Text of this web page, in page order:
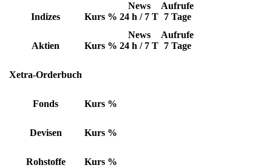
Indizes Kurs %
News
24 h / 7 T
Aufrufe
7 Tage
Aktien Kurs %
News
24 h / 7 T
Aufrufe
7 Tage
Xetra-Orderbuch
Fonds Kurs %
Devisen Kurs %
Rohstoffe Kurs %